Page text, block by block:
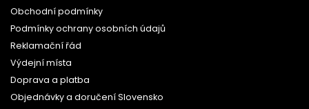
Obchodní podmínky
Podmínky ochrany osobních údajů
Reklamační řád
Výdejní místa
Doprava a platba
Objednávky a doručení Slovensko